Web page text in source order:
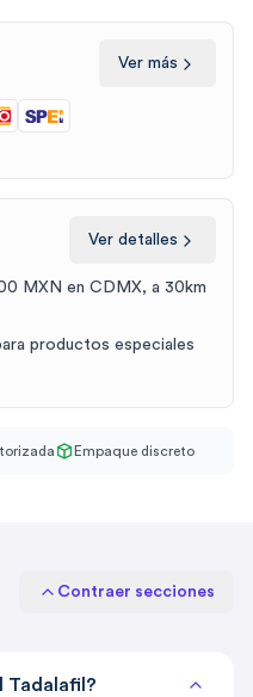
Ver más
Ver detalles
MXN en CDMX, a 30km
productos especiales
Empaque discreto
Contraer secciones
Tadalafil?